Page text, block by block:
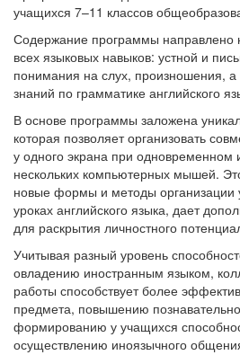
учащихся 7–11 классов
Содержание программы направлено
всех языковых навыков: устной и
понимания на слух, произношения, а
знаний по грамматике английского
В основе программы заложена
которая позволяет организовать
у одного экрана при одновременном
нескольких компьютерных мышей.
новые формы и методы организации
уроках английского языка, дает
для раскрытия личностного
Учитывая разный уровень
овладению иностранным языком,
работы способствует более
предмета, повышению
формированию у учащихся
осуществлению иноязычного